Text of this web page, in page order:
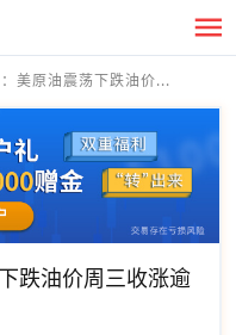
美原油震荡下跌油价...
跌油价周三收涨逾